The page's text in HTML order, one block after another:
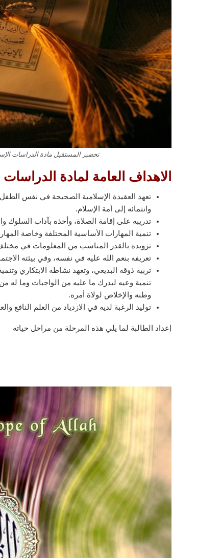
تحضير المستقبل مادة الدراسات
الاهداف العامة لمادة الدراسات
تعهد العقيدة الإسلامية الصحيحة في نفس الطفل
وانتمائه إلى أمة الإسلام.
تدريبه على إقامة الصلاة، وأخذه بآداب السلوك
تنمية المهارات الأساسية المختلفة وخاصة
تزويده بالقدر المناسب من المعلومات في
تعريفه بنعم الله عليه في نفسه، وفي بيئته
تربية ذوقه البديعي، وتعهد نشاطه الابتكاري
تنمية وعيه ليدرك ما عليه من الواجبات وما
وطنه والإخلاص لولاة أمره.
توليد الرغبة لديه في الازدياد من العلم النافع
إعداد الطالبة لما يلي هذه المرحلة من مراحل حياته